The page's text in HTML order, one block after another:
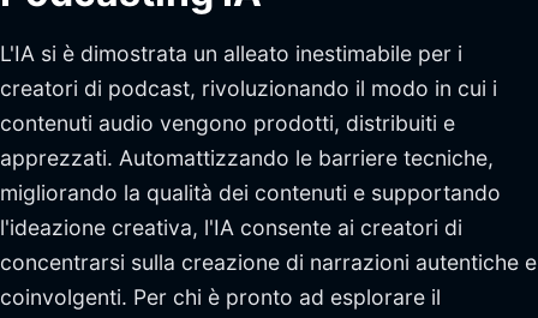
L'IA si è dimostrata un alleato inestimabile per i
creatori di podcast, rivoluzionando il modo in cui i
contenuti audio vengono prodotti, distribuiti e
apprezzati. Automattizzando le barriere tecniche,
migliorando la qualità dei contenuti e supportando
l'ideazione creativa, l'IA consente ai creatori di
concentrarsi sulla creazione di narrazioni autentiche e
coinvolgenti. Per chi è pronto ad esplorare il